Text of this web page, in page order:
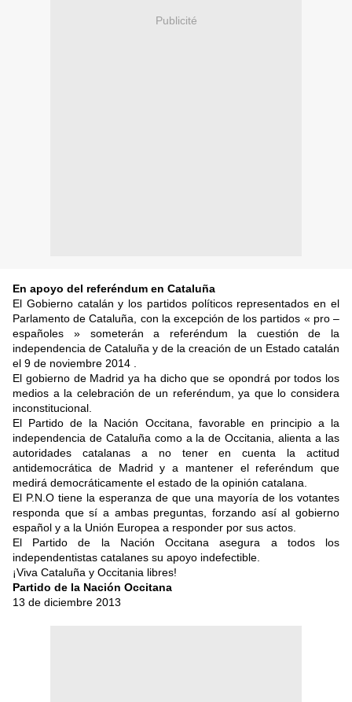
Publicité
En apoyo del referéndum en Cataluña
El Gobierno catalán y los partidos políticos representados en el
Parlamento de Cataluña, con la excepción de los partidos « pro –
españoles » someterán a referéndum la cuestión de la
independencia de Cataluña y de la creación de un Estado catalán
el 9 de noviembre 2014 .
El gobierno de Madrid ya ha dicho que se opondrá por todos los
medios a la celebración de un referéndum, ya que lo considera
inconstitucional.
El Partido de la Nación Occitana, favorable en principio a la
independencia de Cataluña como a la de Occitania, alienta a las
autoridades catalanas a no tener en cuenta la actitud
antidemocrática de Madrid y a mantener el referéndum que
medirá democráticamente el estado de la opinión catalana.
El P.N.O tiene la esperanza de que una mayoría de los votantes
responda que sí a ambas preguntas, forzando así al gobierno
español y a la Unión Europea a responder por sus actos.
El Partido de la Nación Occitana asegura a todos los
independentistas catalanes su apoyo indefectible.
¡Viva Cataluña y Occitania libres!
Partido de la Nación Occitana
13 de diciembre 2013